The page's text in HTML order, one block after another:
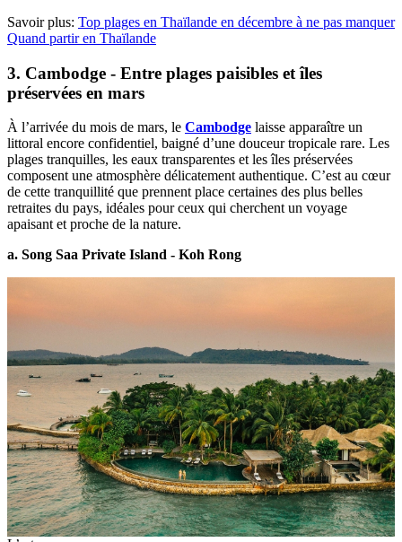
Savoir plus: Top plages en Thaïlande en décembre à ne pas manquer
Quand partir en Thaïlande
3. Cambodge - Entre plages paisibles et îles
préservées en mars
À l’arrivée du mois de mars, le Cambodge laisse apparaître un
littoral encore confidentiel, baigné d’une douceur tropicale rare. Les
plages tranquilles, les eaux transparentes et les îles préservées
composent une atmosphère délicatement authentique. C’est au cœur
de cette tranquillité que prennent place certaines des plus belles
retraites du pays, idéales pour ceux qui cherchent un voyage
apaisant et proche de la nature.
a. Song Saa Private Island - Koh Rong